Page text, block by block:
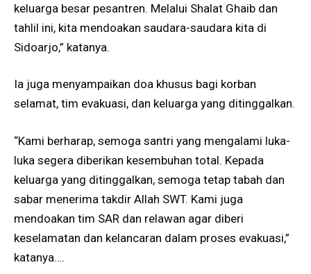
keluarga besar pesantren. Melalui Shalat Ghaib dan
tahlil ini, kita mendoakan saudara-saudara kita di
Sidoarjo,” katanya.
Ia juga menyampaikan doa khusus bagi korban
selamat, tim evakuasi, dan keluarga yang ditinggalkan.
“Kami berharap, semoga santri yang mengalami luka-
luka segera diberikan kesembuhan total. Kepada
keluarga yang ditinggalkan, semoga tetap tabah dan
sabar menerima takdir Allah SWT. Kami juga
mendoakan tim SAR dan relawan agar diberi
keselamatan dan kelancaran dalam proses evakuasi,”
katanya….